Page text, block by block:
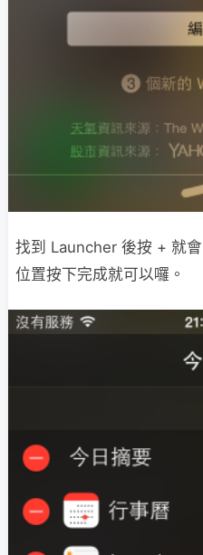
找到 Launcher 後按 + 就
位置按下完成就可以囉。